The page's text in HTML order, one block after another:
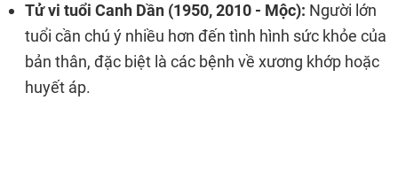
Tử vi tuổi Canh Dần (1950, 2010 - Mộc): Người lớn
tuổi cần chú ý nhiều hơn đến tình hình sức khỏe của
bản thân, đặc biệt là các bệnh về xương khớp hoặc
huyết áp.